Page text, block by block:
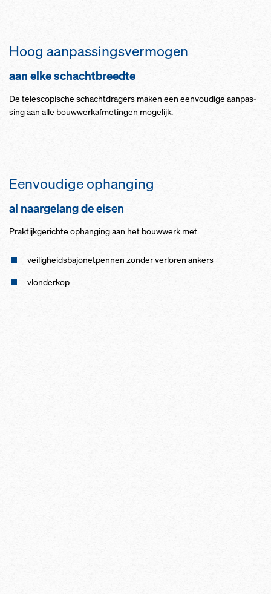
Hoog aan­pas­sings­ver­mo­gen
aan el­ke schacht­breed­te
De te­le­sco­pi­sche schacht­dra­gers ma­ken een een­vou­di­ge aan­pas­
sing aan al­le bouw­werk­af­me­tin­gen mo­ge­lijk.
Een­vou­di­ge op­han­ging
al naar­ge­lang de ei­sen
Prak­tijk­ge­rich­te op­han­ging aan het bouw­werk met
vei­lig­heids­ba­jo­net­pen­nen zon­der verlo­ren an­kers
vlon­der­kop